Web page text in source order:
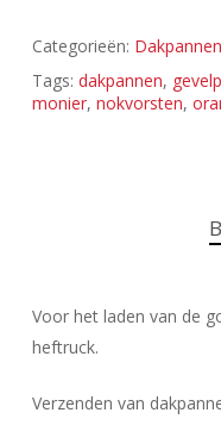
Categorieën: Dakpannen
Tags: dakpannen,
monier, nokvorsten,
Voor het laden van de
heftruck.
Verzenden van